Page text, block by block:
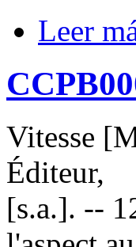
Leer
Vitesse
Éditeur,
[s.a.]. --